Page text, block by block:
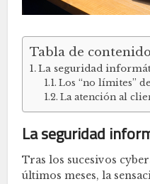
Tabla de
La seguridad
Los “no límites”
La atención al
La seguridad
Tras los sucesivos
últimos meses, la